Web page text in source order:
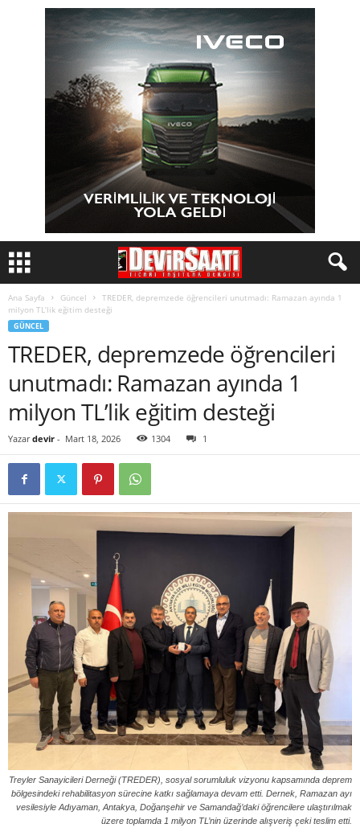
Ana Sayfa Güncel
TREDER, depremzede öğrencileri unutmadı: Ramazan ayında 1
milyon TL’lik eğitim desteği
GÜNCEL
TREDER, depremzede öğrencileri
unutmadı: Ramazan ayında 1
milyon TL’lik eğitim desteği
Yazar devir - Mart 18, 2026 1304 1
Treyler Sanayicileri Derneği (TREDER), sosyal sorumluluk vizyonu kapsamında deprem
bölgesindeki rehabilitasyon sürecine katkı sağlamaya devam etti. Dernek, Ramazan ayı
vesilesiyle Adıyaman, Antakya, Doğanşehir ve Samandağ’daki öğrencilere ulaştırılmak
üzere toplamda 1 milyon TL’nin üzerinde alışveriş çeki teslim etti.